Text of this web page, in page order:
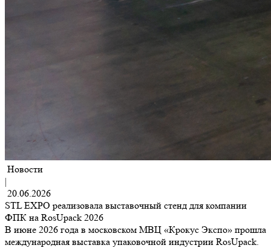
Новости
|
20.06.2026
STL EXPO реализовала выставочный стенд для компании
ФПК на RosUpack 2026
В июне 2026 года в московском МВЦ «Крокус Экспо» прошла
международная выставка упаковочной индустрии RosUpack.